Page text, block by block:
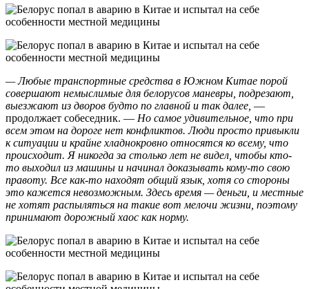
— Любые транспортные средства в Южном Китае порой
совершают немыслимые для белорусов маневры, подрезают,
выезжают из дворов будто по главной и так далее, —
продолжает собеседник. — Но самое удивительное, что при
всем этом на дороге нет конфликтов. Люди просто привыкли
к ситуации и крайне хладнокровно относятся ко всему, что
происходит. Я никогда за столько лет не видел, чтобы кто-
то выходил из машины и начинал доказывать кому-то свою
правоту. Все как-то находят общий язык, хотя со стороны
это кажется невозможным. Здесь время — деньги, и местные
не хотят распыляться на такие вот мелочи жизни, поэтому
принимают дорожный хаос как норму.